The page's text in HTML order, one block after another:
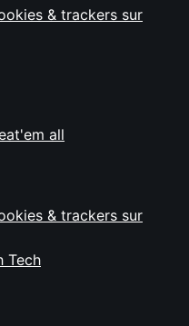
& trackers sur
all
& trackers sur
Tech